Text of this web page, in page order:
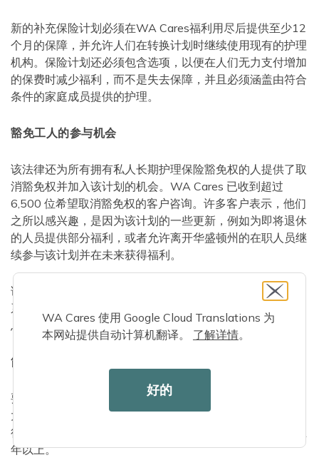
新的补充保险计划必须在WA Cares福利用尽后提供至少12
个月的保障，并允许人们在转换计划时继续使用现有的护理
机构。保险计划还必须包含选项，以便在人们无力支付增加
的保费时减少福利，而不是失去保障，并且必须涵盖由符合
条件的家庭成员提供的护理。
豁免工人的参与机会
该法律还为所有拥有私人长期护理保险豁免权的人提供了取
消豁免权并加入该计划的机会。WA Cares 已收到超过
6,500 位希望取消豁免权的客户咨询。许多客户表示，他们
之所以感兴趣，是因为该计划的一些更新，例如为即将退休
的人员提供部分福利，或者允许离开华盛顿州的在职人员继
续参与该计划并在未来获得福利。
该法律部分于 2026 年 1 月 1 日生效后，就业保障部将联
系已获批准的私人长期护理保险豁免工人，以提供更多信
息。
简化十年缴费要求
要获得福利，劳动者必须通过三种途径之一满足
大多数华盛顿州居民会选择终身缴费途径来获得福利，该途
径此前要求劳动者至少缴费十年，且不得连续缴费五年或五
年以上。
WA Cares 使用 Google Cloud Translations 为
本网站提供自动计算机翻译。 了解详情。
好的